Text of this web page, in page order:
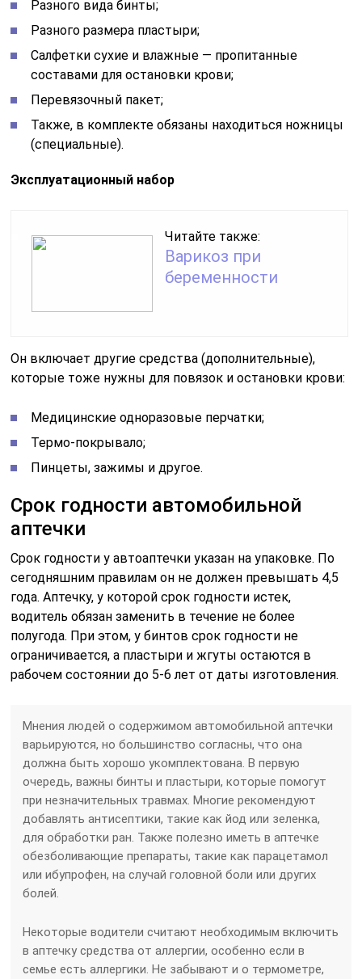
Разного вида бинты;
Разного размера пластыри;
Салфетки сухие и влажные — пропитанные
составами для остановки крови;
Перевязочный пакет;
Также, в комплекте обязаны находиться ножницы
(специальные).
Эксплуатационный набор
Читайте также:
Варикоз при
беременности
Он включает другие средства (дополнительные),
которые тоже нужны для повязок и остановки крови:
Медицинские одноразовые перчатки;
Термо-покрывало;
Пинцеты, зажимы и другое.
Срок годности автомобильной
аптечки
Срок годности у автоаптечки указан на упаковке. По
сегодняшним правилам он не должен превышать 4,5
года. Аптечку, у которой срок годности истек,
водитель обязан заменить в течение не более
полугода. При этом, у бинтов срок годности не
ограничивается, а пластыри и жгуты остаются в
рабочем состоянии до 5-6 лет от даты изготовления.
Мнения людей о содержимом автомобильной аптечки
варьируются, но большинство согласны, что она
должна быть хорошо укомплектована. В первую
очередь, важны бинты и пластыри, которые помогут
при незначительных травмах. Многие рекомендуют
добавлять антисептики, такие как йод или зеленка,
для обработки ран. Также полезно иметь в аптечке
обезболивающие препараты, такие как парацетамол
или ибупрофен, на случай головной боли или других
болей.
Некоторые водители считают необходимым включить
в аптечку средства от аллергии, особенно если в
семье есть аллергики. Не забывают и о термометре,